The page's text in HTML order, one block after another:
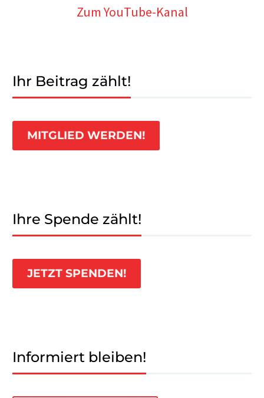
Zum YouTube-Kanal
Ihr Beitrag zählt!
MITGLIED WERDEN!
Ihre Spende zählt!
JETZT SPENDEN!
Informiert bleiben!